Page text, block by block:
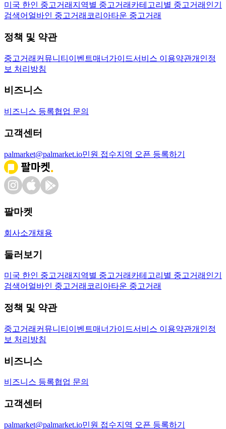
미국 한인 중고거래 지역별 중고거래 카테고리별 중고거래 인기
검색어 얼바인 중고거래 코리아타운 중고거래
정책 및 약관
중고거래 커뮤니티 이벤트매너가이드서비스 이용약관개인정
보 처리방침
비즈니스
비즈니스 등록협업 문의
고객센터
palmarket@palmarket.io민원 접수지역 오픈 등록하기
팔마켓
회사소개 채용
둘러보기
미국 한인 중고거래 지역별 중고거래 카테고리별 중고거래 인기
검색어 얼바인 중고거래 코리아타운 중고거래
정책 및 약관
중고거래 커뮤니티 이벤트매너가이드서비스 이용약관개인정
보 처리방침
비즈니스
비즈니스 등록협업 문의
고객센터
palmarket@palmarket.io민원 접수지역 오픈 등록하기